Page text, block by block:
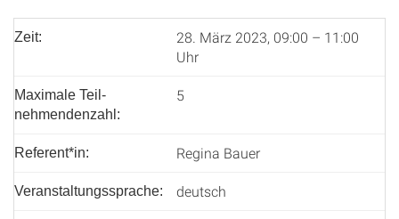
Zeit:
28. März 2023, 09:00 – 11:00
Uhr
Maximale Teil­
nehmenden­zahl:
5
Referent*in: Regina Bauer
Veranstaltungssprache: deutsch